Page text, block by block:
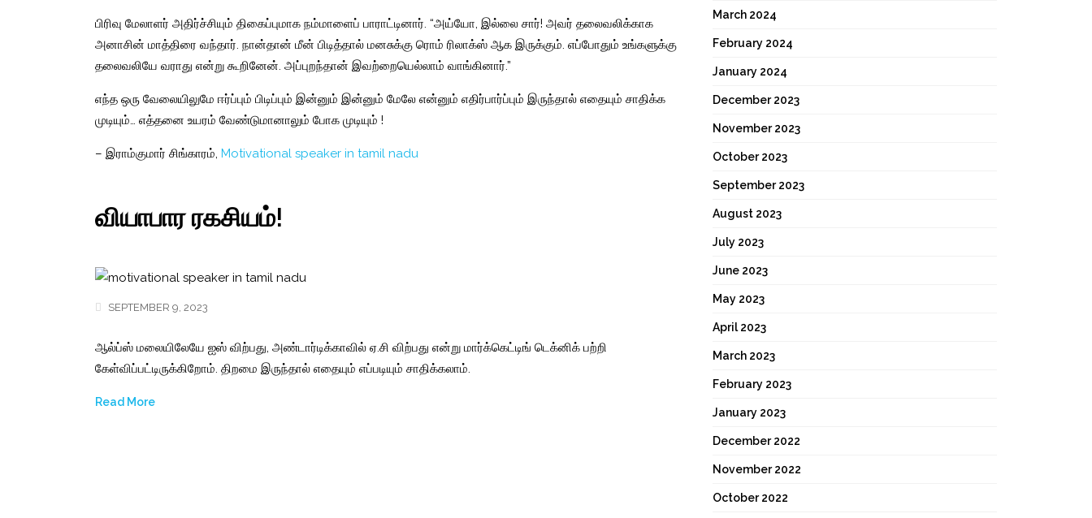
பிரிவு மேலாளர் அதிர்ச்சியும் திகைப்புமாக நம்மாளைப் பாராட்டினார். “அய்யோ, இல்லை சார்! அவர் தலைவலிக்காக
அனாசின் மாத்திரை வந்தார். நான்தான் மீன் பிடித்தால் மனசுக்கு ரொம் ரிலாக்ஸ் ஆக இருக்கும். எப்போதும் உங்களுக்கு
தலைவலியே வராது என்று கூறினேன். அப்புறந்தான் இவற்றையெல்லாம் வாங்கினார்.”
எந்த ஒரு வேலையிலுமே ஈர்ப்பும் பிடிப்பும் இன்னும் இன்னும் மேலே என்னும் எதிர்பார்ப்பும் இருந்தால் எதையும் சாதிக்க
முடியும்… எத்தனை உயரம் வேண்டுமானாலும் போக முடியும் !
– இராம்குமார் சிங்காரம், Motivational speaker in tamil nadu
வியாபார ரகசியம்!
SEPTEMBER 9, 2023
ஆல்ப்ஸ் மலையிலேயே ஐஸ் விற்பது, அண்டார்டிக்காவில் ஏ.சி விற்பது என்று மார்க்கெட்டிங் டெக்னிக் பற்றி
கேள்விப்பட்டிருக்கிறோம். திறமை இருந்தால் எதையும் எப்படியும் சாதிக்கலாம்.
Read More
March 2024
February 2024
January 2024
December 2023
November 2023
October 2023
September 2023
August 2023
July 2023
June 2023
May 2023
April 2023
March 2023
February 2023
January 2023
December 2022
November 2022
October 2022